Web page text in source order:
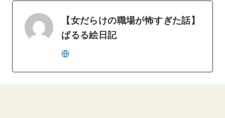
【女だらけの職場が怖すぎた話】
ぱるる絵日記